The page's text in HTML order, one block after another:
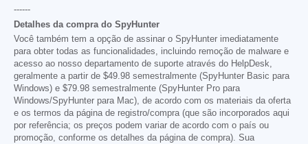
------
Detalhes da compra do SpyHunter
Você também tem a opção de assinar o SpyHunter imediatamente
para obter todas as funcionalidades, incluindo remoção de malware e
acesso ao nosso departamento de suporte através do HelpDesk,
geralmente a partir de $49.98 semestralmente (SpyHunter Basic para
Windows) e $79.98 semestralmente (SpyHunter Pro para
Windows/SpyHunter para Mac), de acordo com os materiais da oferta
e os termos da página de registro/compra (que são incorporados aqui
por referência; os preços podem variar de acordo com o país ou
promoção, conforme os detalhes da página de compra). Sua